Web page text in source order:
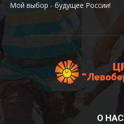
Мой выбор - будущее России!
О НАС